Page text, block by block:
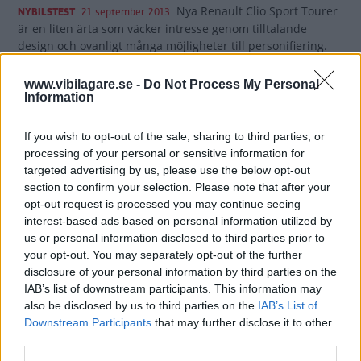
www.vibilagare.se - Do Not Process My Personal
Information
If you wish to opt-out of the sale, sharing to third parties, or
processing of your personal or sensitive information for
targeted advertising by us, please use the below opt-out
section to confirm your selection. Please note that after your
opt-out request is processed you may continue seeing
interest-based ads based on personal information utilized by
us or personal information disclosed to third parties prior to
your opt-out. You may separately opt-out of the further
disclosure of your personal information by third parties on the
IAB’s list of downstream participants. This information may
also be disclosed by us to third parties on the IAB’s List of
Downstream Participants that may further disclose it to other
NYBILSTEST 21 september 2013 Nya Renault Clio Sport Tourer
är en liten ärta som väcker intresse genom tilltalande
design och ovanligt många möjligheter till personifiering.
bra rostskydd, bra krocksäkerhet och i övrigt modern teknik.
Men hur står sig bilen mot Seat Toledo och Skoda Fabia?
38 kommentarer Gasa (12) Bromsa (12)
Biltest: Skoda Fabia, Suzuki
Swift, Mazda 2 (2011)
NYBILSTEST 22 juni 2011 Småbilen har en ljus framtid. Det var
Vi Bilägares testlag överens om efter en veckas körning med
Mazda2, Skoda Fabia och Suzuki Swift. Komforten räcker till
också på långkörning. Småbilarna har vuxit. De duger till
det mesta, kort och gott.
0 kommentarer Gasa (15) Bromsa (8)